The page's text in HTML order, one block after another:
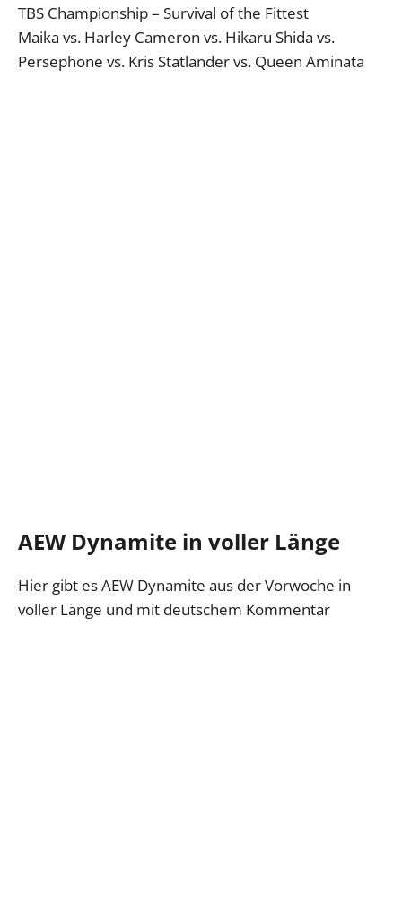
TBS Championship – Survival of the Fittest
Maika vs. Harley Cameron vs. Hikaru Shida vs.
Persephone vs. Kris Statlander vs. Queen Aminata
AEW Dynamite in voller Länge
Hier gibt es AEW Dynamite aus der Vorwoche in
voller Länge und mit deutschem Kommentar